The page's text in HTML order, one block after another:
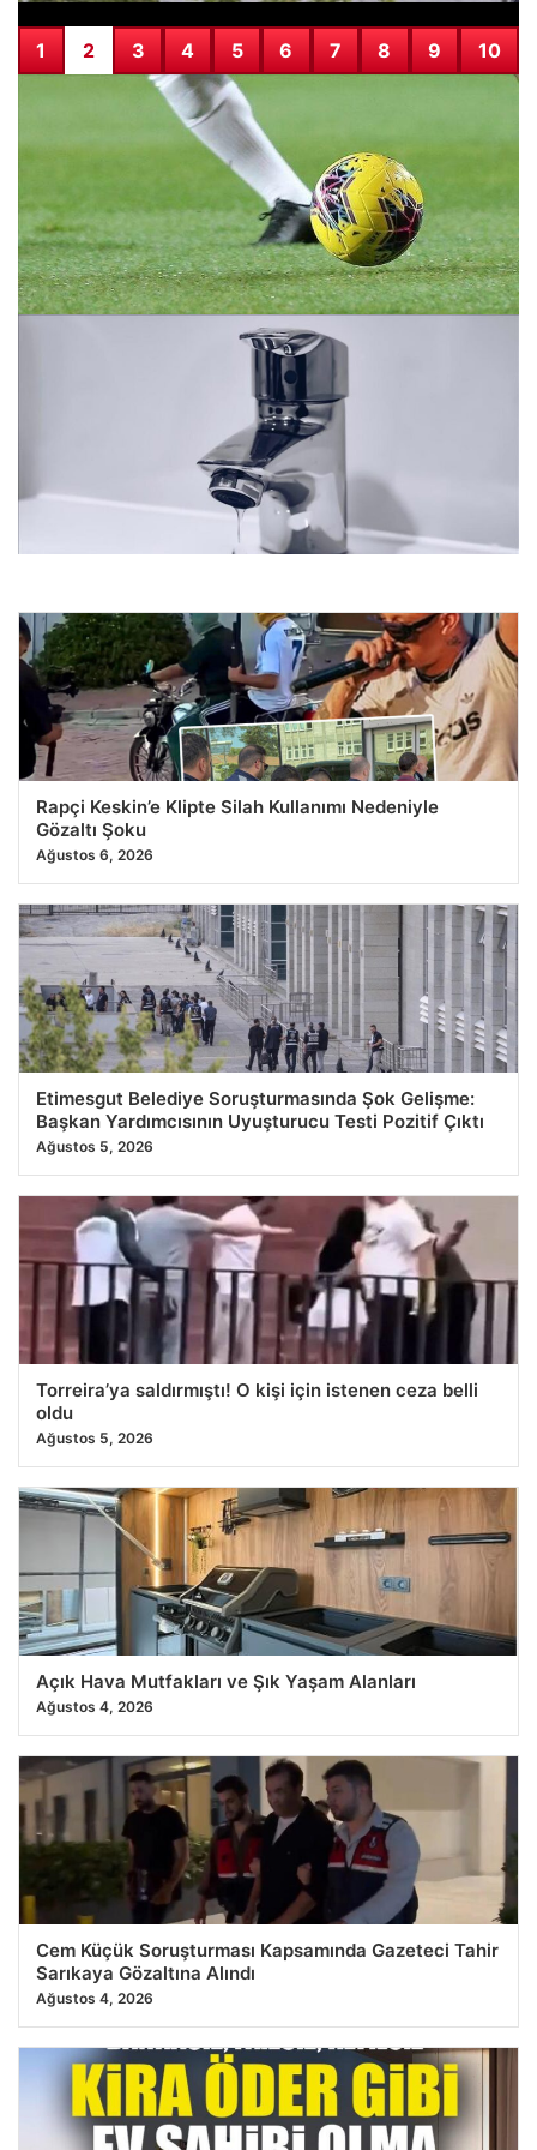
1 2 3 4 5 6 7 8 9 10
Bugün hangi maçlar var? 28 Temmuz Salı 2026 günün
maç programı, saatleri ve kanalları
Hatay’da 3 İlçede 16 Saat Sürecek Planlı Su Kesintisi
Başladı
28.07.2026 08:59
Rapçi Keskin’e Klipte Silah Kullanımı Nedeniyle
Gözaltı Şoku
Ağustos 6, 2026
Etimesgut Belediye Soruşturmasında Şok Gelişme:
Başkan Yardımcısının Uyuşturucu Testi Pozitif Çıktı
Ağustos 5, 2026
Torreira’ya saldırmıştı! O kişi için istenen ceza belli
oldu
Ağustos 5, 2026
Açık Hava Mutfakları ve Şık Yaşam Alanları
Ağustos 4, 2026
Cem Küçük Soruşturması Kapsamında Gazeteci Tahir
Sarıkaya Gözaltına Alındı
Ağustos 4, 2026